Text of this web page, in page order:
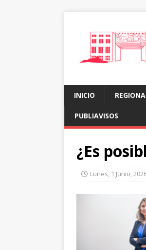
INICIO
PUBLIAVISOS
¿Es
Lunes, 1 Junio,